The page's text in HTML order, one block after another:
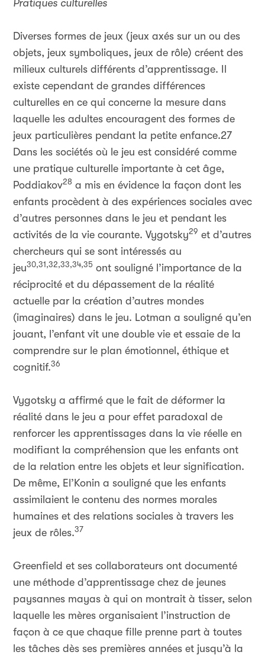
Pratiques culturelles
Diverses formes de jeux (jeux axés sur un ou des
objets, jeux symboliques, jeux de rôle) créent des
milieux culturels différents d’apprentissage. Il
existe cependant de grandes différences
culturelles en ce qui concerne la mesure dans
laquelle les adultes encouragent des formes de
jeux particulières pendant la petite enfance.27
Dans les sociétés où le jeu est considéré comme
une pratique culturelle importante à cet âge,
Poddiakov28 a mis en évidence la façon dont les
enfants procèdent à des expériences sociales avec
d’autres personnes dans le jeu et pendant les
activités de la vie courante. Vygotsky29 et d’autres
chercheurs qui se sont intéressés au
jeu30,31,32,33,34,35 ont souligné l’importance de la
réciprocité et du dépassement de la réalité
actuelle par la création d’autres mondes
(imaginaires) dans le jeu. Lotman a souligné qu’en
jouant, l’enfant vit une double vie et essaie de la
comprendre sur le plan émotionnel, éthique et
cognitif.36
Vygotsky a affirmé que le fait de déformer la
réalité dans le jeu a pour effet paradoxal de
renforcer les apprentissages dans la vie réelle en
modifiant la compréhension que les enfants ont
de la relation entre les objets et leur signification.
De même, El’Konin a souligné que les enfants
assimilaient le contenu des normes morales
humaines et des relations sociales à travers les
jeux de rôles.37
Greenfield et ses collaborateurs ont documenté
une méthode d’apprentissage chez de jeunes
paysannes mayas à qui on montrait à tisser, selon
laquelle les mères organisaient l’instruction de
façon à ce que chaque fille prenne part à toutes
les tâches dès ses premières années et jusqu’à la